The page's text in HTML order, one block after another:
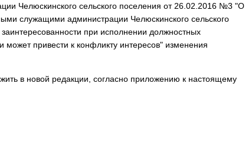
Челюскинского сельского поселения от 26.02.2016 №3 "О
служащими администрации Челюскинского сельского
при исполнении должностных
может привести к конфликту интересов" изменения
в новой редакции, согласно приложению к настоящему